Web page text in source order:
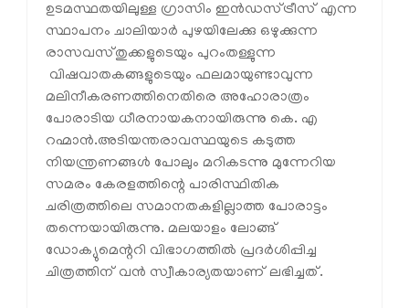
ഉടമസ്ഥതയിലുള്ള ഗ്രാസിം ഇൻഡസ്ട്രീസ് എന്ന
സ്ഥാപനം ചാലിയാർ പുഴയിലേക്കു ഒഴുക്കുന്ന
രാസവസ്തുക്കളുടെയും പുറംതള്ളുന്ന
വിഷവാതകങ്ങളുടെയും ഫലമായുണ്ടാവുന്ന
മലിനീകരണത്തിനെതിരെ അഹോരാത്രം
പോരാടിയ ധീരനായകനായിരുന്നു കെ. എ
റഹ്മാൻ.അടിയന്തരാവസ്ഥയുടെ കടുത്ത
നിയന്ത്രണങ്ങൾ പോലും മറികടന്നു മുന്നേറിയ
സമരം കേരളത്തിന്റെ പാരിസ്ഥിതിക
ചരിത്രത്തിലെ സമാനതകളില്ലാത്ത പോരാട്ടം
തന്നെയായിരുന്നു. മലയാളം ലോങ്ങ്
ഡോക്യുമെന്ററി വിഭാഗത്തിൽ പ്രദർശിപ്പിച്ച
ചിത്രത്തിന് വൻ സ്വീകാര്യതയാണ് ലഭിച്ചത്.